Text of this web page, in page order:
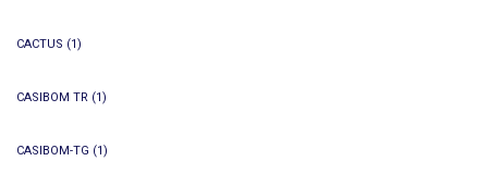
CACTUS (1)
CASIBOM TR (1)
CASIBOM-TG (1)